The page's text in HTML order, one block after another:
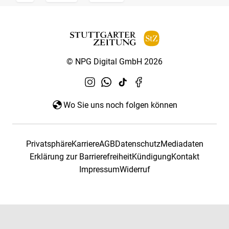
© NPG Digital GmbH 2026
Wo Sie uns noch folgen können
PrivatsphäreKarriereAGBDatenschutzMediadaten
Erklärung zur BarrierefreiheitKündigungKontakt
ImpressumWiderruf